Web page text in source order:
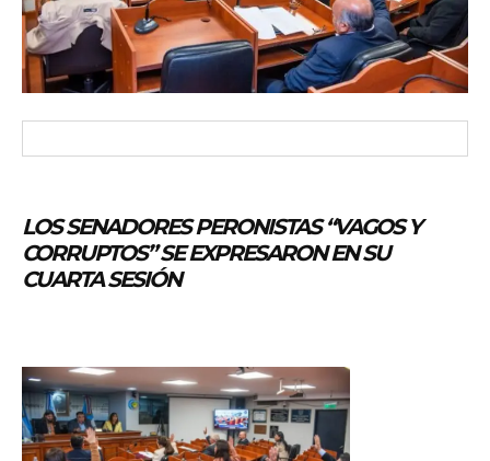
LOS SENADORES PERONISTAS “VAGOS Y
CORRUPTOS” SE EXPRESARON EN SU
CUARTA SESIÓN